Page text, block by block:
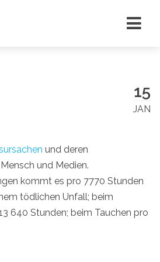
15
JAN
und deren
und Medien.
kommt es pro 7770 Stunden
tödlichen Unfall; beim
640 Stunden; beim Tauchen pro